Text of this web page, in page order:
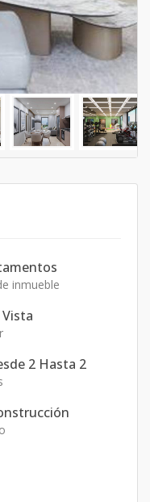
inmueble
2 Hasta 2